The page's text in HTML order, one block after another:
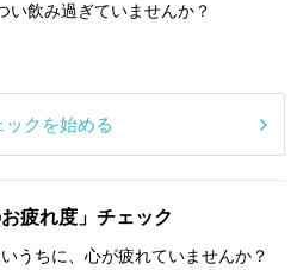
飲み過ぎていませんか？
ックを始める
疲れ度」チェック
うちに、心が疲れていませんか？